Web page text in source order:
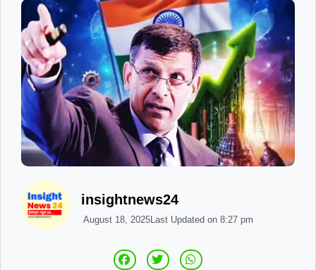
insightnews24
August 18, 2025Last Updated on 8:27 pm